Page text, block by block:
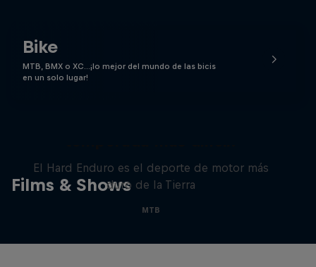
Bike
MTB, BMX o XC…¡lo mejor del mundo de las bicis
en un solo lugar!
Films & Shows
El Hard Enduro es el deporte de motor más
duro de la Tierra
MTB